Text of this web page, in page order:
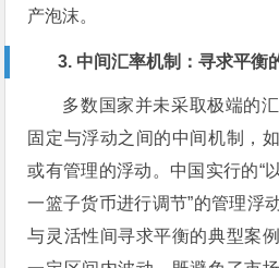
产泡沫。
3. 中间汇率机制：寻求平衡
多数国家并未采取极端的
固定与浮动之间的中间机制，
或有管理的浮动。中国实行的“
一篮子货币进行调节”的管理浮
与灵活性间寻求平衡的典型案